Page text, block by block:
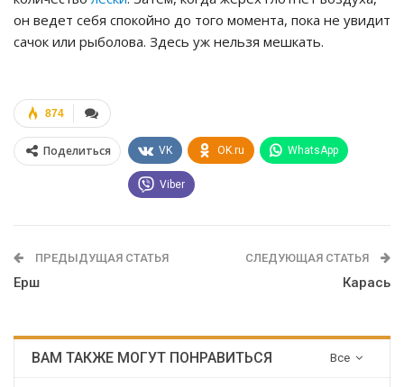
он ведет себя спокойно до того момента, пока не увидит
сачок или рыболова. Здесь уж нельзя мешкать.
874
Поделиться VK OK.ru WhatsApp
Viber
ПРЕДЫДУЩАЯ СТАТЬЯ
Ерш
СЛЕДУЮЩАЯ СТАТЬЯ
Карась
Все
ВАМ ТАКЖЕ МОГУТ ПОНРАВИТЬСЯ